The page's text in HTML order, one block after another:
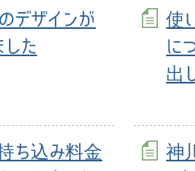
デザインが
した
使
に
出
ち込み料金
神